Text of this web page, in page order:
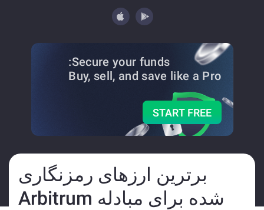
Secure your funds:
Buy, sell, and save like a Pro
START FREE
برترین ارزهای رمزنگاری
شده برای مبادله Arbitrum